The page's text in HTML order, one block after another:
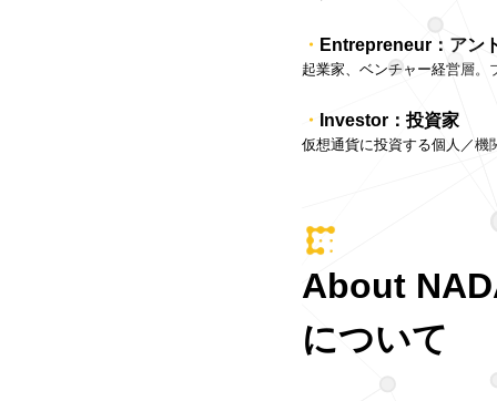
Entrepreneur：アン
起業家、ベンチャー経営層。
Investor：投資家
仮想通貨に投資する個人／機
About
について